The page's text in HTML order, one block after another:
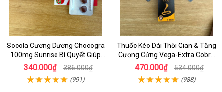
Socola Cương Dương Chocogra
100mg Sunrise Bí Quyết Giúp
Nam Giới Sung Mãn
340.000₫ 386.000₫
(991)
Thuốc Kéo Dài Thời Gian & Tăng
Cương Cứng Vega-Extra Cobra
200mg Oral Jelly Chính Hãng
470.000₫ 534.000₫
(988)